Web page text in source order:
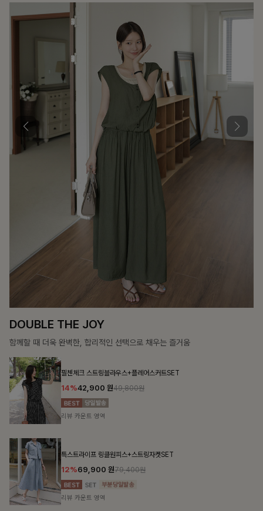
SOFT SILHOUETT
살랑이는 가벼움, 입는 순간 우아함이 피어나는 실루엣
첼스트링 7부블라우스
10%26,100 원28,900원
리뷰 카운트 영역
맨튼브이넥 스트링블라우스
10%34,900 원38,700원
리뷰 카운트 영역